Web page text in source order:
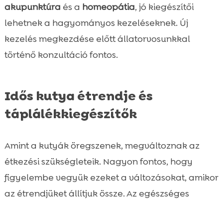
akupunktúra és a homeopátia, jó kiegészítői
lehetnek a hagyományos kezeléseknek. Új
kezelés megkezdése előtt állatorvosunkkal
történő konzultáció fontos.
Idős kutya étrendje és
táplálékkiegészítők
Amint a kutyák öregszenek, megváltoznak az
étkezési szükségleteik. Nagyon fontos, hogy
figyelembe vegyük ezeket a változásokat, amikor
az étrendjüket állítjuk össze. Az egészséges